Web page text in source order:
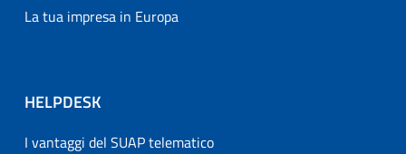
La tua impresa in Europa
HELPDESK
I vantaggi del SUAP telematico